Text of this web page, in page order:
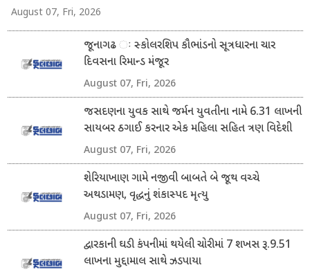
August 07, Fri, 2026
જૂનાગઢ ઃ સ્કોલરશિપ કૌભાંડનો સૂત્રધારના ચાર
દિવસના રિમાન્ડ મંજૂર
August 07, Fri, 2026
જસદણના યુવક સાથે જર્મન યુવતીના નામે 6.31 લાખની
સાયબર ઠગાઈ કરનાર એક મહિલા સહિત ત્રણ વિદેશી
નાગરિક ઝડપાયા
August 07, Fri, 2026
શેરિયાખાણ ગામે નજીવી બાબતે બે જૂથ વચ્ચે
અથડામણ, વૃદ્ધનું શંકાસ્પદ મૃત્યુ
August 07, Fri, 2026
દ્વારકાની ઘડી કંપનીમાં થયેલી ચોરીમાં 7 શખસ રૂ.9.51
લાખના મુદ્દામાલ સાથે ઝડપાયા